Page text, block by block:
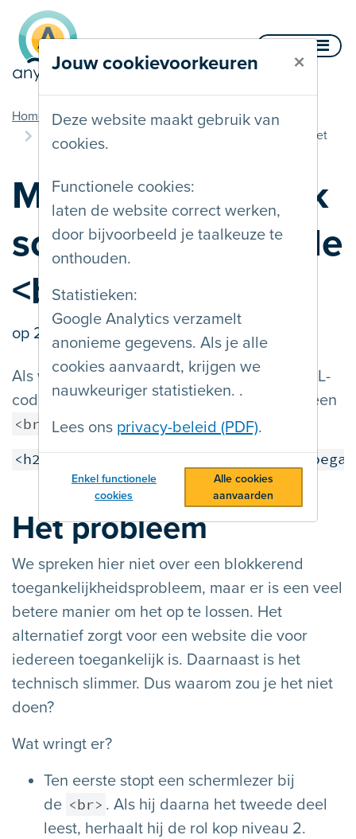
Jouw cookievoorkeuren ×
Deze website maakt gebruik van
cookies.
Functionele cookies:
laten de website correct werken,
door bijvoorbeeld je taalkeuze te
onthouden.
Statistieken:
Google Analytics verzamelt
anonieme gegevens. Als je alle
cookies aanvaardt, krijgen we
nauwkeuriger statistieken. .
Lees ons privacy-beleid (PDF).
Enkel functionele
cookies
Alle cookies
aanvaarden
Naar inhoud
Home
Blog
Mooie titels op elk scherm: gebruik de <br>-tag niet
Mooie titels op elk
scherm: gebruik de
<br>-tag niet
op 27/03/2026 door Bram Janssens
Als we websites auditen, zien we in de HTML-
code vaak titels die onderbroken zijn door een
<br> -tag. Bijvoorbeeld:
<h2 class="text-center">Voor een
Het probleem
We spreken hier niet over een blokkerend
toegankelijkheidsprobleem, maar er is een veel
betere manier om het op te lossen. Het
alternatief zorgt voor een website die voor
iedereen toegankelijk is. Daarnaast is het
technisch slimmer. Dus waarom zou je het niet
doen?
Wat wringt er?
Ten eerste stopt een schermlezer bij
de <br> . Als hij daarna het tweede deel
leest, herhaalt hij de rol kop niveau 2.